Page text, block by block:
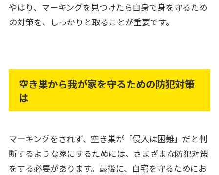
やはり、マーキングを見つけたら自身で身を守るため
の対策を、しっかりと取ることが重要です。
空き巣から我が家を守るための防犯対策
は
マーキングをされず、空き巣が「侵入は困難」だと判
断するような家にするためには、さまざまな防犯対策
をする必要があります。最後に、自宅を守るためにお